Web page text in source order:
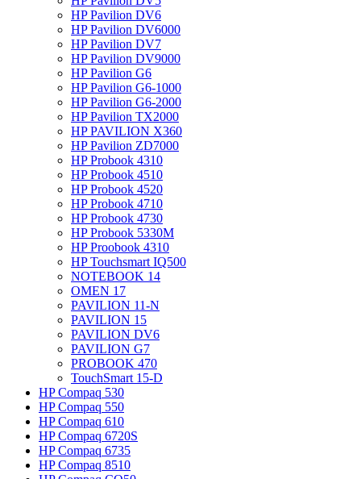
HP Pavilion DV6
HP Pavilion DV6000
HP Pavilion DV7
HP Pavilion DV9000
HP Pavilion G6
HP Pavilion G6-1000
HP Pavilion G6-2000
HP Pavilion TX2000
HP PAVILION X360
HP Pavilion ZD7000
HP Probook 4310
HP Probook 4510
HP Probook 4520
HP Probook 4710
HP Probook 4730
HP Probook 5330M
HP Proobook 4310
HP Touchsmart IQ500
NOTEBOOK 14
OMEN 17
PAVILION 11-N
PAVILION 15
PAVILION DV6
PAVILION G7
PROBOOK 470
TouchSmart 15-D
HP Compaq 530
HP Compaq 550
HP Compaq 610
HP Compaq 6720S
HP Compaq 6735
HP Compaq 8510